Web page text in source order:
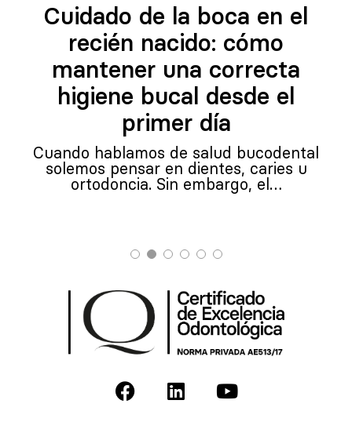
Cuidado de la boca en el
recién nacido: cómo
mantener una correcta
higiene bucal desde el
primer día
Cuando hablamos de salud bucodental
solemos pensar en dientes, caries u
ortodoncia. Sin embargo, el…